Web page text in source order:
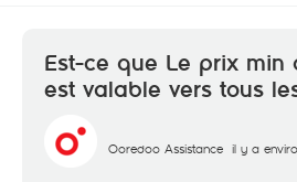
Est-ce que Le prix min
est valable vers tous
Ooredoo Assistance il y a